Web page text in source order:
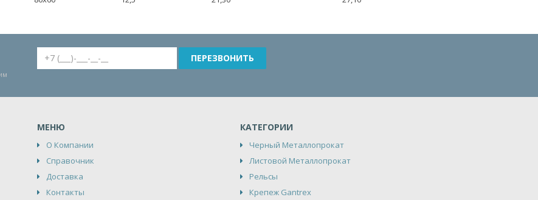
МЕНЮ
О Компании
Справочник
Доставка
Контакты
КАТЕГОРИИ
Черный Металлопрокат
Листовой Металлопрокат
Рельсы
Крепеж Gantrex